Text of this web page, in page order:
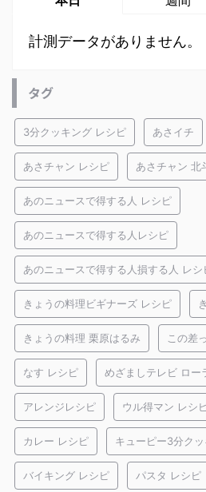
計測データがありません。
タグ
3分クッキング レシピ あさイチ
あさチャン レシピ あさチャン 北
あのニュースで得する人 レシピ
あのニュースで得する人レシピ
あのニュースで得する人損する人 レシ
きょうの料理ビギナーズ レシピ
きょうの料理 栗原はるみ この差
なす レシピ めざましテレビ ロー
アレンジレシピ ウル得マン レシ
カレー レシピ キューピー3分ク
バイキング レシピ パスタ レシピ